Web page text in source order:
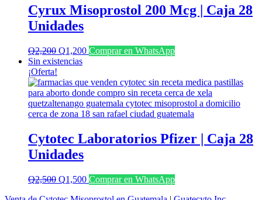
Cyrux Misoprostol 200 Mcg | Caja 28
Unidades
Q2,200 El
precio
era:
Q2,200.
Q1,200El
es:
Q1,200.
Comprar en WhatsApp
Sin existencias
¡Oferta!
Cytotec Laboratorios Pfizer | Caja 28
Unidades
Q2,500 El
Q1,500ElComprar en WhatsApp